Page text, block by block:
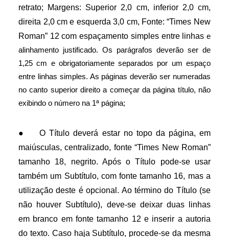
retrato; Margens: Superior 2,0 cm, inferior 2,0 cm,
direita 2,0 cm e esquerda 3,0 cm, Fonte: “Times New
Roman” 12 com espaçamento simples entre linhas e
alinhamento justificado. Os parágrafos deverão ser de
1,25 cm e obrigatoriamente separados por um espaço
entre linhas simples. As páginas deverão ser numeradas
no canto superior direito a começar da página título, não
exibindo o número na 1ª página;
●
O Título deverá estar no topo da página, em
maiúsculas, centralizado, fonte “Times New Roman”
tamanho 18, negrito. Após o Título pode-se usar
também um Subtítulo, com fonte tamanho 16, mas a
utilização deste é opcional. Ao término do Título (se
não houver Subtítulo), deve-se deixar duas linhas
em branco em fonte tamanho 12 e inserir a autoria
do texto. Caso haja Subtítulo, procede-se da mesma